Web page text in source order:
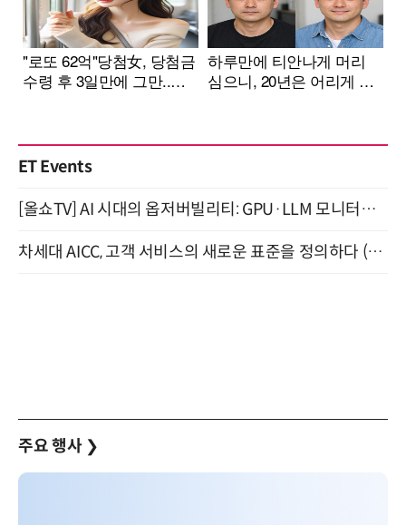
ET Events
[올쇼TV] AI 시대의 옵저버빌리티: GPU·LLM 모니터링부터 AI 기반 장애 대응까지 (8/11 생방송)
차세대 AICC, 고객 서비스의 새로운 표준을 정의하다 (9/9)
주요 행사 ❯